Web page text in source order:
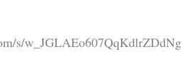
s/w_JGLAEo607QqKdlrZDdNg